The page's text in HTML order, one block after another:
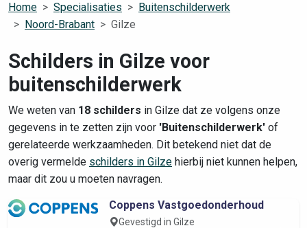
Home Specialisaties
Buitenschilderwerk
Noord-Brabant
Gilze
Schilders in Gilze voor
buitenschilderwerk
We weten van 18 schilders in Gilze dat ze volgens onze
gegevens in te zetten zijn voor 'Buitenschilderwerk' of
gerelateerde werkzaamheden. Dit betekend niet dat de
overig vermelde schilders in Gilze hierbij niet kunnen helpen,
maar dit zou u moeten navragen.
Coppens Vastgoedonderhoud
Gevestigd in Gilze